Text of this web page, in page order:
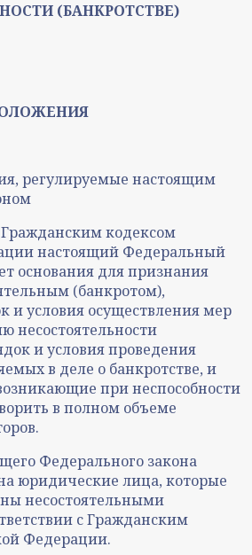
(БАНКРОТСТВЕ)
регулируемые настоящим
Гражданским кодексом
настоящий Федеральный
основания для признания
(банкротом),
и условия осуществления мер
несостоятельности
и условия проведения
в деле о банкротстве, и
при неспособности
в полном объеме
Федерального закона
юридические лица, которые
несостоятельными
с Гражданским
Федерации.